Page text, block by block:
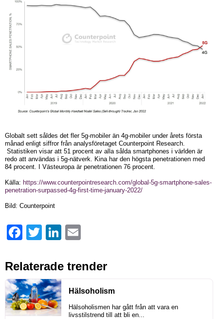
Globalt sett såldes det fler 5g-mobiler än 4g-mobiler under årets första
månad enligt siffror från analysföretaget Counterpoint Research.
Statistiken visar att 51 procent av alla sålda smartphones i världen är
redo att användas i 5g-nätverk. Kina har den högsta penetrationen med
84 procent. I Västeuropa är penetrationen 76 procent.
Källa: https://www.counterpointresearch.com/global-5g-smartphone-sales-
penetration-surpassed-4g-first-time-january-2022/
Bild: Counterpoint
FacebookTwitter LinkedIn
Relaterade trender
Hälsoholism
Hälsoholismen har gått från att vara en
livsstilstrend till att bli en...